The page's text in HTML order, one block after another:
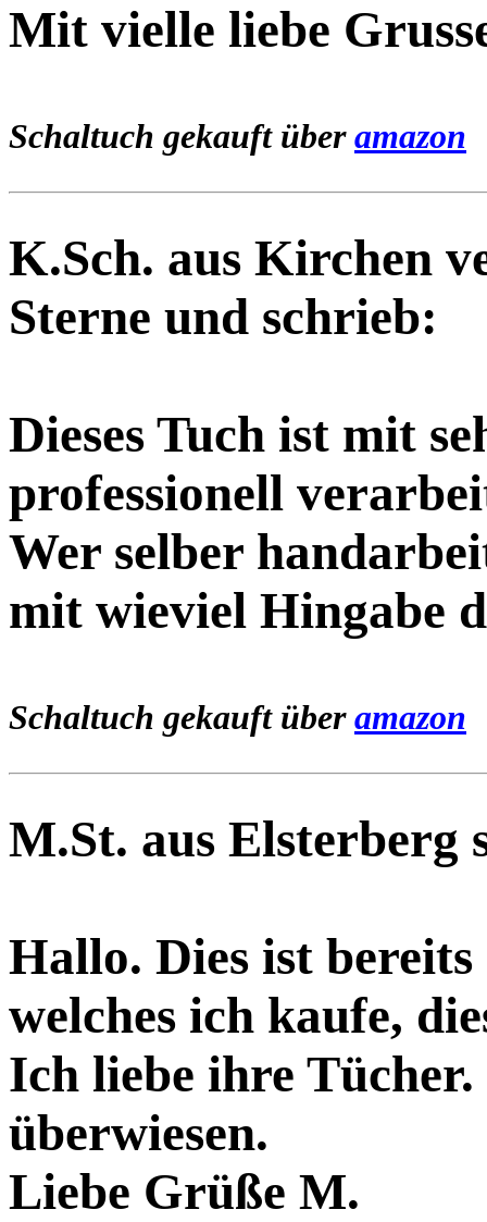
Mit vielle liebe
Schaltuch gekauft über amazon
K.Sch. aus Kirchen
Sterne und schrieb:
Dieses Tuch ist mit
professionell
Wer selber
mit wieviel Hingabe
Schaltuch gekauft über amazon
M.St. aus Elsterberg
Hallo. Dies ist
welches ich kaufe,
Ich liebe ihre
überwiesen.
Liebe Grüße M.